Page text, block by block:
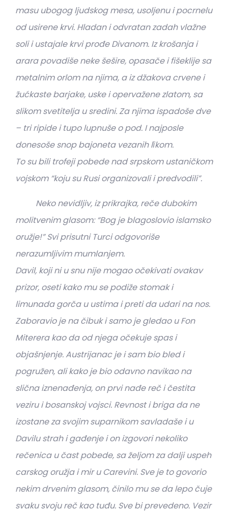
masu ubogog ljudskog mesa, usoljenu i pocrnelu
od usirene krvi. Hladan i odvratan zadah vlažne
soli i ustajale krvi prođe Divanom. Iz krošanja i
arara povadiše neke šešire, opasače i fišeklije sa
metalnim orlom na njima, a iz džakova crvene i
žućkaste barjake, uske i opervažene zlatom, sa
slikom svetitelja u sredini. Za njima ispadoše dve
– tri ripide i tupo lupnuše o pod. I najposle
donesoše snop bajoneta vezanih lȉkom.
To su bili trofeji pobede nad srpskom ustaničkom
vojskom “koju su Rusi organizovali i predvodili”.
Neko nevidljiv, iz prikrajka, reče dubokim
molitvenim glasom: “Bog je blagoslovio islamsko
oružje!” Svi prisutni Turci odgovoriše
nerazumljivim mumlanjem.
Davil, koji ni u snu nije mogao očekivati ovakav
prizor, oseti kako mu se podiže stomak i
limunada gorča u ustima i preti da udari na nos.
Zaboravio je na čibuk i samo je gledao u Fon
Miterera kao da od njega očekuje spas i
objašnjenje. Austrijanac je i sam bio bled i
pogružen, ali kako je bio odavno navikao na
slična iznenađenja, on prvi nađe reč i čestita
veziru i bosanskoj vojsci. Revnost i briga da ne
izostane za svojim suparnikom savladaše i u
Davilu strah i gađenje i on izgovori nekoliko
rečenica u čast pobede, sa željom za dalji uspeh
carskog oružja i mir u Carevini. Sve je to govorio
nekim drvenim glasom, činilo mu se da lepo čuje
svaku svoju reč kao tuđu. Sve bi prevedeno. Vezir